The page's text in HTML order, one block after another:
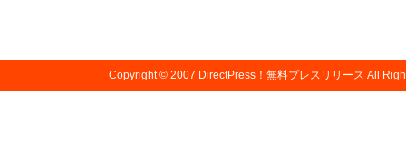
Copyright © 2007 DirectPress！無料プレスリリース All